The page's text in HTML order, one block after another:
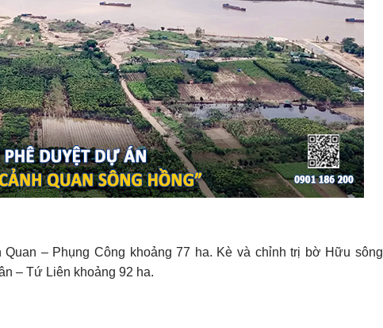
– Phụng Công khoảng 77 ha. Kè và chỉnh trị bờ Hữu sông
– Tứ Liên khoảng 92 ha.